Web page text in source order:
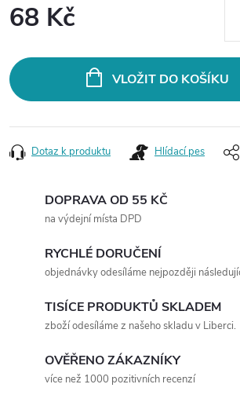
68 Kč
VLOŽIT DO KOŠÍKU
Dotaz k produktu Hlídací pes
DOPRAVA OD 55 KČ
na výdejní místa DPD
RYCHLÉ DORUČENÍ
objednávky odesíláme nejpozději
TISÍCE PRODUKTŮ SKLADEM
zboží odesíláme z našeho skladu v Liberci.
OVĚŘENO ZÁKAZNÍKY
více než 1000 pozitivních recenzí